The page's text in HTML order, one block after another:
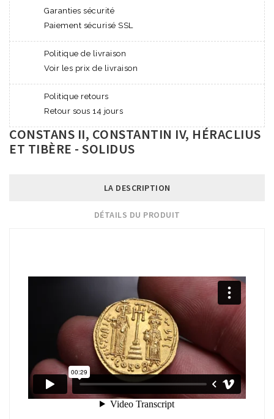
Garanties sécurité
Paiement sécurisé SSL
Politique de livraison
Voir les prix de livraison
Politique retours
Retour sous 14 jours
CONSTANS II, CONSTANTIN IV, HÉRACLIUS
ET TIBÈRE - SOLIDUS
LA DESCRIPTION
DÉTAILS DU PRODUIT